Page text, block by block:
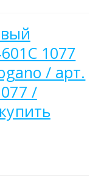
1077
/ арт.
/